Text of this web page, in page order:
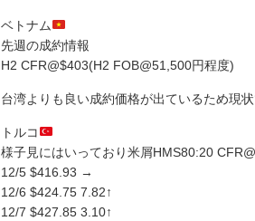
ベトナム
先週の成約情報
H2 CFR@$403(H2 FOB@51,500円程度)
台湾よりも良い成約価格が出ているため現
トルコ
様子見にはいっており米屑HMS80:20
12/5 $416.93 →
12/6 $424.75 7.82↑
12/7 $427.85 3.10↑